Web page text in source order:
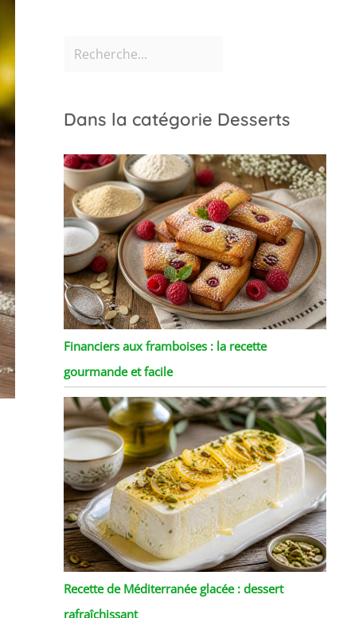
Dans la catégorie Desserts
Financiers aux framboises : la recette
gourmande et facile
Recette de Méditerranée glacée : dessert
rafraîchissant